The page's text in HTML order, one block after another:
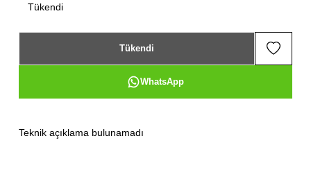
Teknik açıklama bulunamadı
Tükendi
Tükendi
WhatsApp